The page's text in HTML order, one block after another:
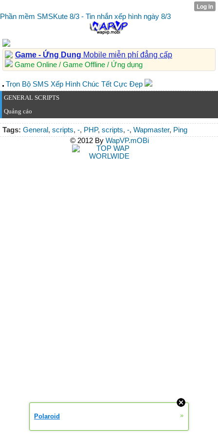
Phần mềm SMSKute 8/3 - Tin nhắn xếp hình ngày 8/3
Game - Ứng Dụng Mobile miễn phí đẳng cấp
Game Online / Game Offline / Ứng dụng
Trọn Bộ SMS Xếp Hình Chúc Tết Cực Đẹp
GENERAL SCRIPTS
Quảng cáo
Tags: General , scripts, -, PHP, scripts, -, Wapmaster, Ping
© 2012 By WapVP.mOBi
Polaroid »